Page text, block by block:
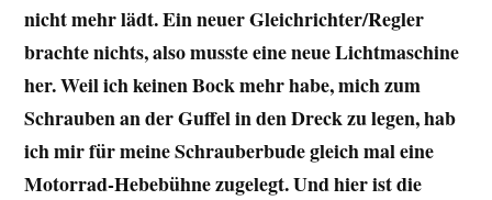
nicht mehr lädt. Ein neuer Gleichrichter/Regler
brachte nichts, also musste eine neue Lichtmaschine
her. Weil ich keinen Bock mehr habe, mich zum
Schrauben an der Guffel in den Dreck zu legen, hab
ich mir für meine Schrauberbude gleich mal eine
Motorrad-Hebebühne zugelegt. Und hier ist die